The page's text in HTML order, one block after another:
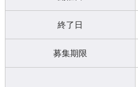
終了日
募集期限